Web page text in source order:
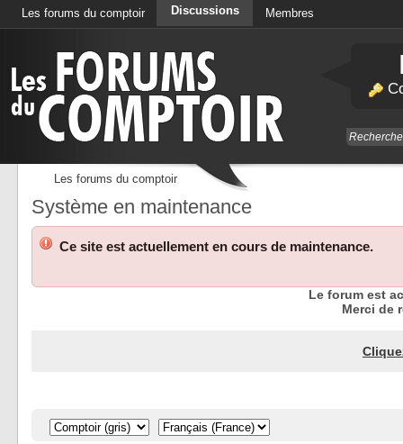
Les forums du comptoir Discussions Membres
Les forums du comptoir
Système en maintenance
Ce site est actuellement en cours de maintenance.
Le forum est
Merci de